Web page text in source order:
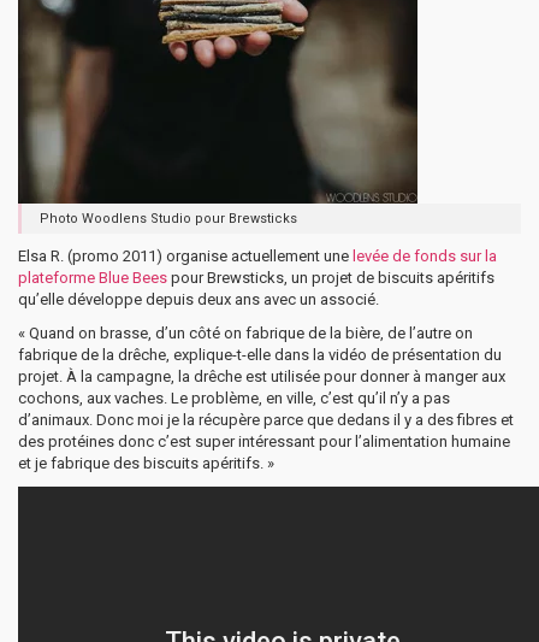
Photo Woodlens Studio pour Brewsticks
Elsa R. (promo 2011) organise actuellement une levée de fonds sur la
plateforme Blue Bees pour Brewsticks, un projet de biscuits apéritifs
qu’elle développe depuis deux ans avec un associé.
« Quand on brasse, d’un côté on fabrique de la bière, de l’autre on
fabrique de la drêche, explique-t-elle dans la vidéo de présentation du
projet. À la campagne, la drêche est utilisée pour donner à manger aux
cochons, aux vaches. Le problème, en ville, c’est qu’il n’y a pas
d’animaux. Donc moi je la récupère parce que dedans il y a des fibres et
des protéines donc c’est super intéressant pour l’alimentation humaine
et je fabrique des biscuits apéritifs. »